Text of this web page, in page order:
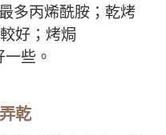
多丙烯酰胺；乾烤
好；烤焗
些。
乾